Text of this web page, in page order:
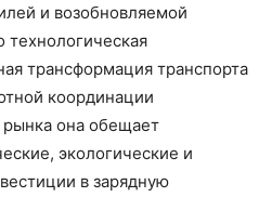
и возобновляемой
трансформация транспорта
координации
рынка она обещает
экологические и
в зарядную